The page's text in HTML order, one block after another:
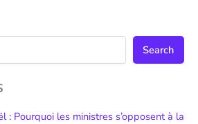
Search
: Pourquoi les ministres s’opposent à la